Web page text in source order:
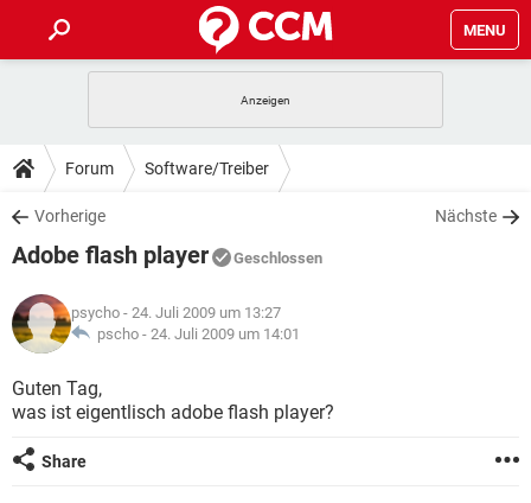
MENU
ANDROID IOS
WINDOWS 10
WHATSAPP TIKTOK
FACEBOOK
TIPPS & TRICKS
SPIELE
WHATSAPP
FACEBOOK
DOWNLOADS
SPIELE STREAMING
ANDROID
WINDOWS 10 INSTAGRAM
WHATSAPP
FACEBOOK HARDWARE
SPIELE
ANDROID
WINDOWS 10
LEXIKON
SPIELE
ANDROID IOS
WINDOWS 10
Forum Software/Treiber
Vorherige Nächste
Adobe flash player Geschlossen
psycho - 24. Juli 2009 um 13:27
pscho - 24. Juli 2009 um 14:01
Guten Tag,
was ist eigentlisch adobe flash player?
Share